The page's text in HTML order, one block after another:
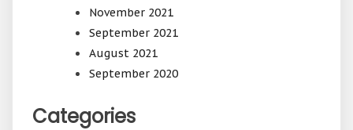
November 2021
September 2021
August 2021
September 2020
Categories